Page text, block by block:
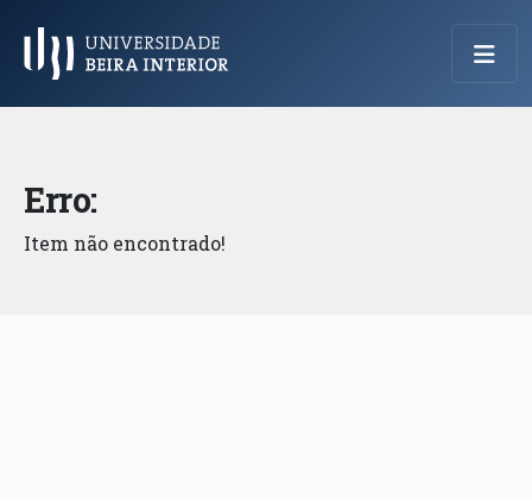
Menu Principal
Erro:
Item não encontrado!